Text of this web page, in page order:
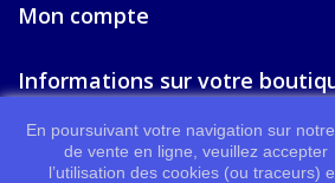
Mon compte
Informations sur votre
En poursuivant votre navigation sur
de vente en ligne, veuillez accepter
l’utilisation des cookies (ou traceurs)